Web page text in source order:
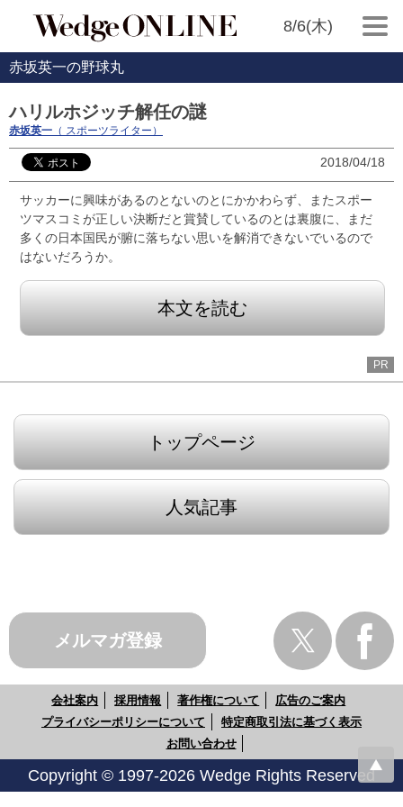
8/6(木)
赤坂英一の野球丸
ハリルホジッチ解任の謎
赤坂英一 （ スポーツライター）
2018/04/18
サッカーに興味があるのとないのとにかかわらず、またスポー
ツマスコミが正しい決断だと賞賛しているのとは裏腹に、まだ
多くの日本国民が腑に落ちない思いを解消できないでいるので
はないだろうか。
本文を読む
PR
トップページ
人気記事
メルマガ登録
会社案内 採用情報 著作権について
広告のご案内
プライバシーポリシーについて
特定商取引法に基づく表示
お問い合わせ
Copyright © 1997-2026 Wedge Rights Reserved